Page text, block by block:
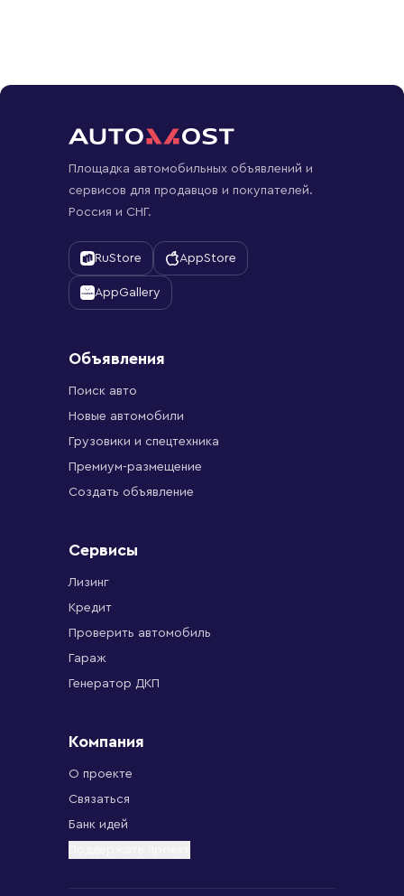
Площадка автомобильных объявлений и
сервисов для продавцов и покупателей.
Россия и СНГ.
RuStore AppStore
AppGallery
Объявления
Поиск авто
Новые автомобили
Грузовики и спецтехника
Премиум-размещение
Создать объявление
Сервисы
Лизинг
Кредит
Проверить автомобиль
Гараж
Генератор ДКП
Компания
О проекте
Связаться
Банк идей